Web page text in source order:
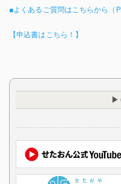
■よくあるご質問はこちらから（
【申込書はこちら！】